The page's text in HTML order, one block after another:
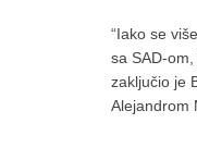
“Iako se
sa SAD-
zaključio je
Alejandrom